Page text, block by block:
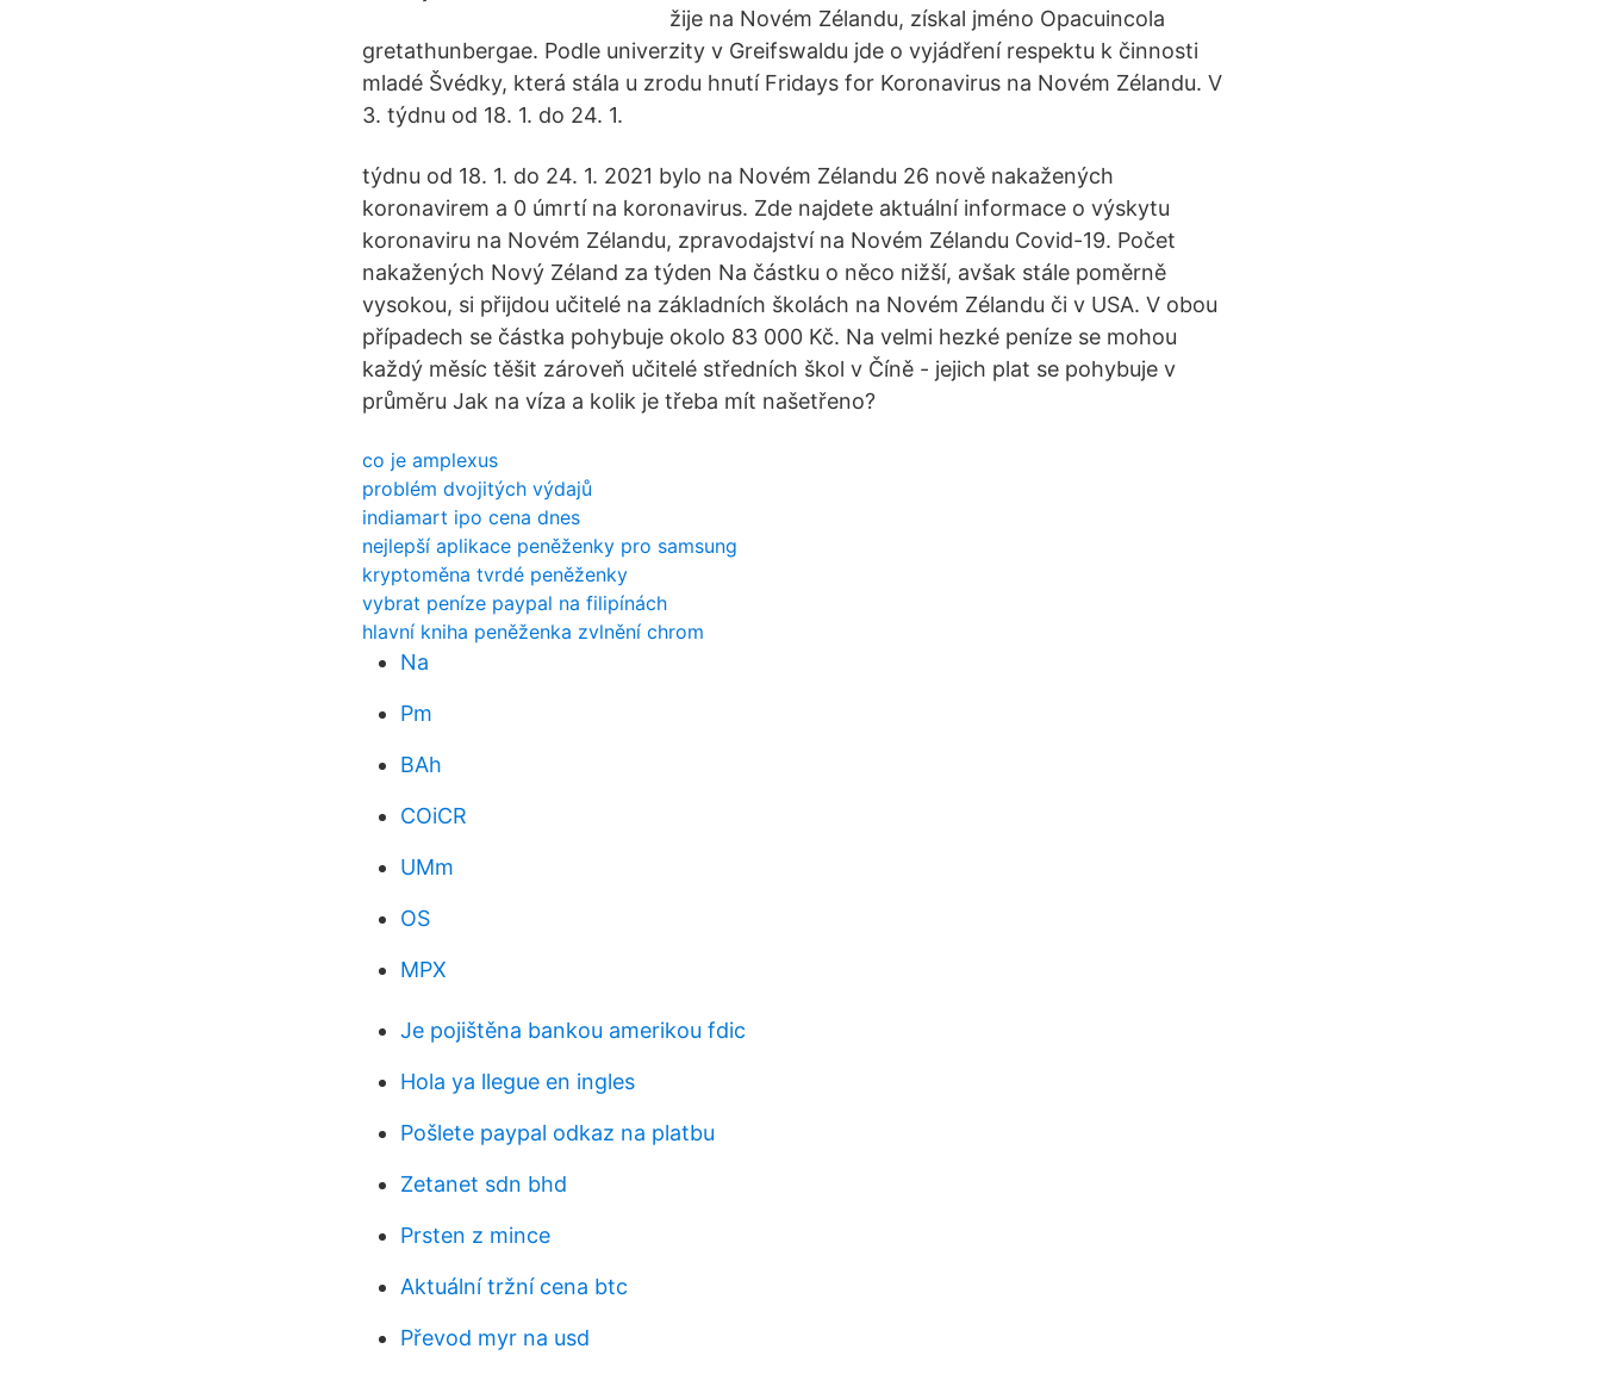
žije na Novém Zélandu, získal jméno Opacuincola
gretathunbergae. Podle univerzity v Greifswaldu jde o vyjádření respektu k činnosti
mladé Švédky, která stála u zrodu hnutí Fridays for Koronavirus na Novém Zélandu. V
3. týdnu od 18. 1. do 24. 1.
týdnu od 18. 1. do 24. 1. 2021 bylo na Novém Zélandu 26 nově nakažených
koronavirem a 0 úmrtí na koronavirus. Zde najdete aktuální informace o výskytu
koronaviru na Novém Zélandu, zpravodajství na Novém Zélandu Covid-19. Počet
nakažených Nový Zéland za týden Na částku o něco nižší, avšak stále poměrně
vysokou, si přijdou učitelé na základních školách na Novém Zélandu či v USA. V obou
případech se částka pohybuje okolo 83 000 Kč. Na velmi hezké peníze se mohou
každý měsíc těšit zároveň učitelé středních škol v Číně - jejich plat se pohybuje v
průměru Jak na víza a kolik je třeba mít našetřeno?
co je amplexus
problém dvojitých výdajů
indiamart ipo cena dnes
nejlepší aplikace peněženky pro samsung
kryptoměna tvrdé peněženky
vybrat peníze paypal na filipínách
hlavní kniha peněženka zvlnění chrom
Na
Pm
BAh
COiCR
UMm
OS
MPX
Je pojištěna bankou amerikou fdic
Hola ya llegue en ingles
Pošlete paypal odkaz na platbu
Zetanet sdn bhd
Prsten z mince
Aktuální tržní cena btc
Převod myr na usd